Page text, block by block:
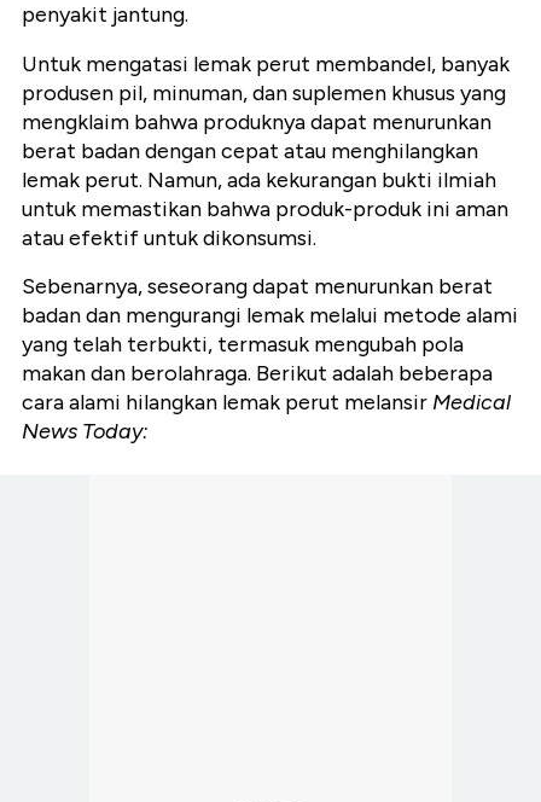
penyakit jantung.
Untuk mengatasi lemak perut membandel, banyak
produsen pil, minuman, dan suplemen khusus yang
mengklaim bahwa produknya dapat menurunkan
berat badan dengan cepat atau menghilangkan
lemak perut. Namun, ada kekurangan bukti ilmiah
untuk memastikan bahwa produk-produk ini aman
atau efektif untuk dikonsumsi.
Sebenarnya, seseorang dapat menurunkan berat
badan dan mengurangi lemak melalui metode alami
yang telah terbukti, termasuk mengubah pola
makan dan berolahraga. Berikut adalah beberapa
cara alami hilangkan lemak perut melansir Medical
News Today: